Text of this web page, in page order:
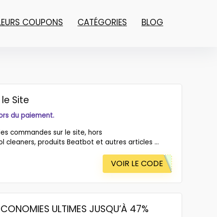
COUPONS CATÉGORIES BLOG
Site
du paiement.
commandes sur le site, hors
cleaners, produits Beatbot et autres articles ...
VOIR LE CODE
ULTIMES JUSQU’À 47%